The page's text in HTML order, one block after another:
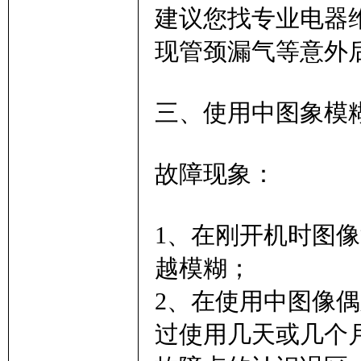
建议您找专业电器
现管颈漏气等意外
三、使用中图象模
故障现象：
1、在刚开机时图
越模糊；
2、在使用中图像
过使用几天或几个